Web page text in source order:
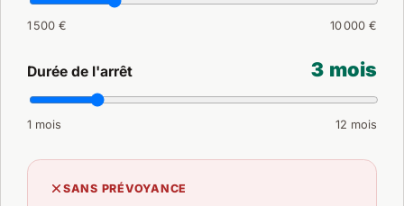
1 500 € 10 000 €
Durée de l'arrêt 3 mois
1 mois 12 mois
SANS PRÉVOYANCE